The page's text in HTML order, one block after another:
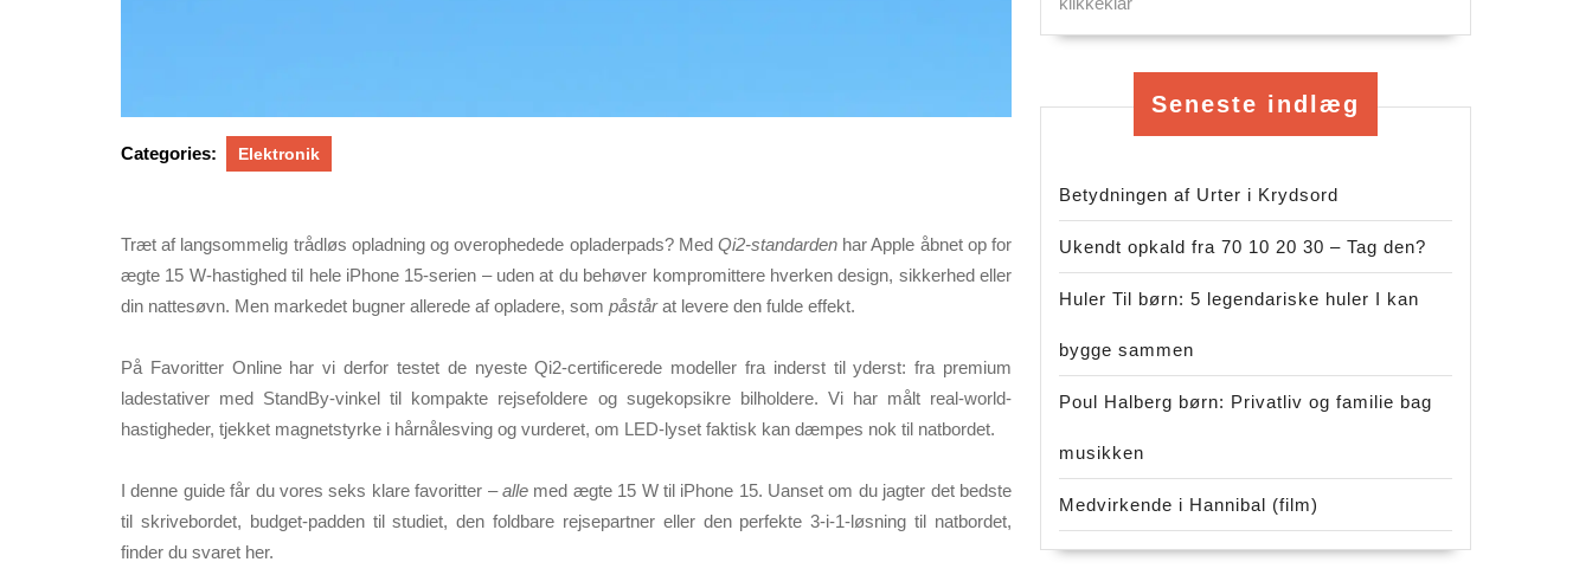
Categories: Elektronik
Træt af langsommelig trådløs opladning og overophedede opladerpads?Med Qi2-standardenhar Apple åbnet op for
ægte 15 W-hastighed til hele iPhone 15-serien – uden at du behøver kompromittere hverken design, sikkerhed eller
din nattesøvn. Men markedet bugner allerede af opladere, som påstårat levere den fulde effekt.
På Favoritter Onlinehar vi derfor testet de nyeste Qi2-certificerede modeller fra inderst til yderst: fra premium
ladestativer med StandBy-vinkel til kompakte rejsefoldere og sugekopsikre bilholdere. Vi har målt real-world-
hastigheder, tjekket magnetstyrke i hårnålesving og vurderet, om LED-lyset faktisk kan dæmpes nok til natbordet.
I denne guide får du voresseks klare favoritter –allemed ægte 15 W til iPhone 15. Uanset om du jagter det bedste
til skrivebordet, budget-padden til studiet, den foldbare rejsepartner eller den perfekte 3-i-1-løsning til natbordet,
finder du svaret her.
Seneste indlæg
Betydningen af Urter i Krydsord
Ukendt opkald fra 70 10 20 30 – Tag den?
Huler Til børn: 5 legendariske huler I kan
bygge sammen
Poul Halberg børn: Privatliv og familie bag
musikken
Medvirkende i Hannibal (film)